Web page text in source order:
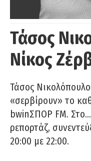
Τάσος
Νίκος
Τάσος
«σερβίρουν» το
bwinΣΠΟΡ FM. Στο…
ρεπορτάζ,
20:00 με 22:00.